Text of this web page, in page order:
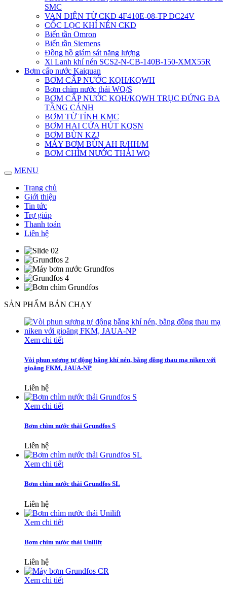
SMC
VAN ĐIỆN TỪ CKD 4F410E-08-TP DC24V
CỐC LỌC KHÍ NÉN CKD
Biến tần Omron
Biến tần Siemens
Đồng hồ giám sát năng lượng
Xi Lanh khí nén SCS2-N-CB-140B-150-XMX55R
Bơm cấp nước Kaiquan
BƠM CẤP NƯỚC KQH/KQWH
Bơm chìm nước thải WQ/S
BƠM CẤP NƯỚC KQH/KQWH TRỤC ĐỨNG ĐA
TẦNG CÁNH
BƠM TỪ TÍNH KMC
BƠM HAI CỬA HÚT KQSN
BƠM BÙN KZJ
MÁY BƠM BÙN AH R/HH/M
BƠM CHÌM NƯỚC THẢI WQ
MENU
Trang chủ
Giới thiệu
Tin tức
Trợ giúp
Thanh toán
Liên hệ
SẢN PHẨM BÁN CHẠY
Xem chi tiết
Vòi phun sương tự động bằng khí nén, bằng đồng thau mạ niken với
gioăng FKM, JAUA-NP
Liên hệ
Xem chi tiết
Bơm chìm nước thải Grundfos S
Liên hệ
Xem chi tiết
Bơm chìm nước thải Grundfos SL
Liên hệ
Xem chi tiết
Bơm chìm nước thải Unilift
Liên hệ
Xem chi tiết